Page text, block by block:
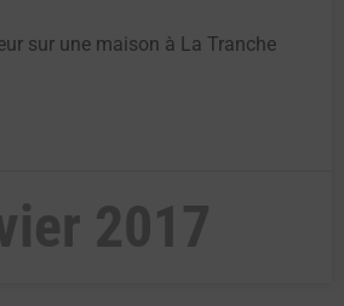
sur une maison à La Tranche
2017